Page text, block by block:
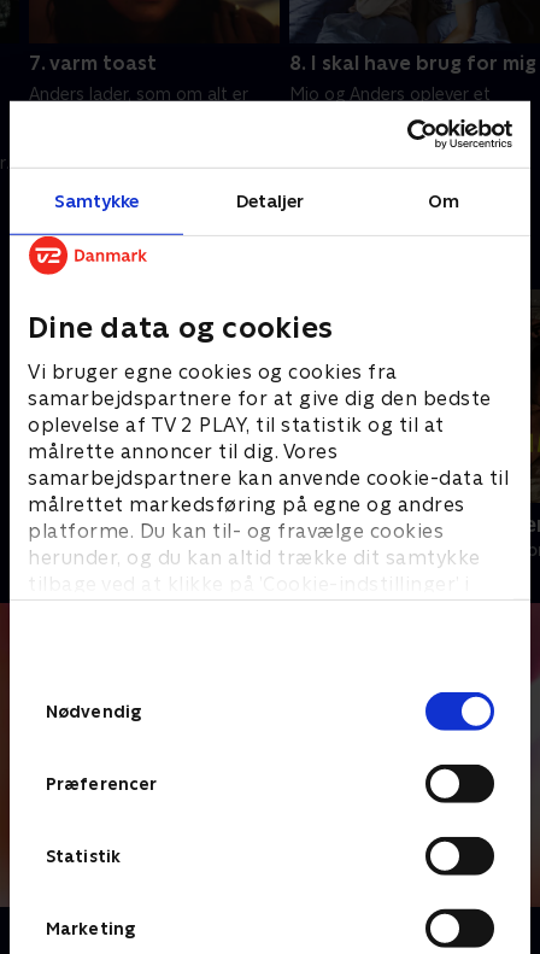
Samtykke Detaljer Om
Dine data og cookies
Vi bruger egne cookies og cookies fra
samarbejdspartnere for at give dig den bedste
oplevelse af TV 2 PLAY, til statistik og til at
målrette annoncer til dig. Vores
samarbejdspartnere kan anvende cookie-data til
målrettet markedsføring på egne og andres
platforme. Du kan til- og fravælge cookies
herunder, og du kan altid trække dit samtykke
tilbage ved at klikke på ’Cookie-indstillinger’ i
Nødvendig
Præferencer
Statistik
Marketing
7. varm toast
Anders lader, som om alt er
mere ondt?.
8. december 2023 • 18 min
8. I skal have brug for mig
Mio og Anders oplever et
mareridt, og alle de gamle
problemer virker som
de aldrig havde forudset
8. december 2023 • 18 min
Andre så også
Kollegiet
Drama • 1 sæsoner
Normale
Drama • 1
Om Heartbeats